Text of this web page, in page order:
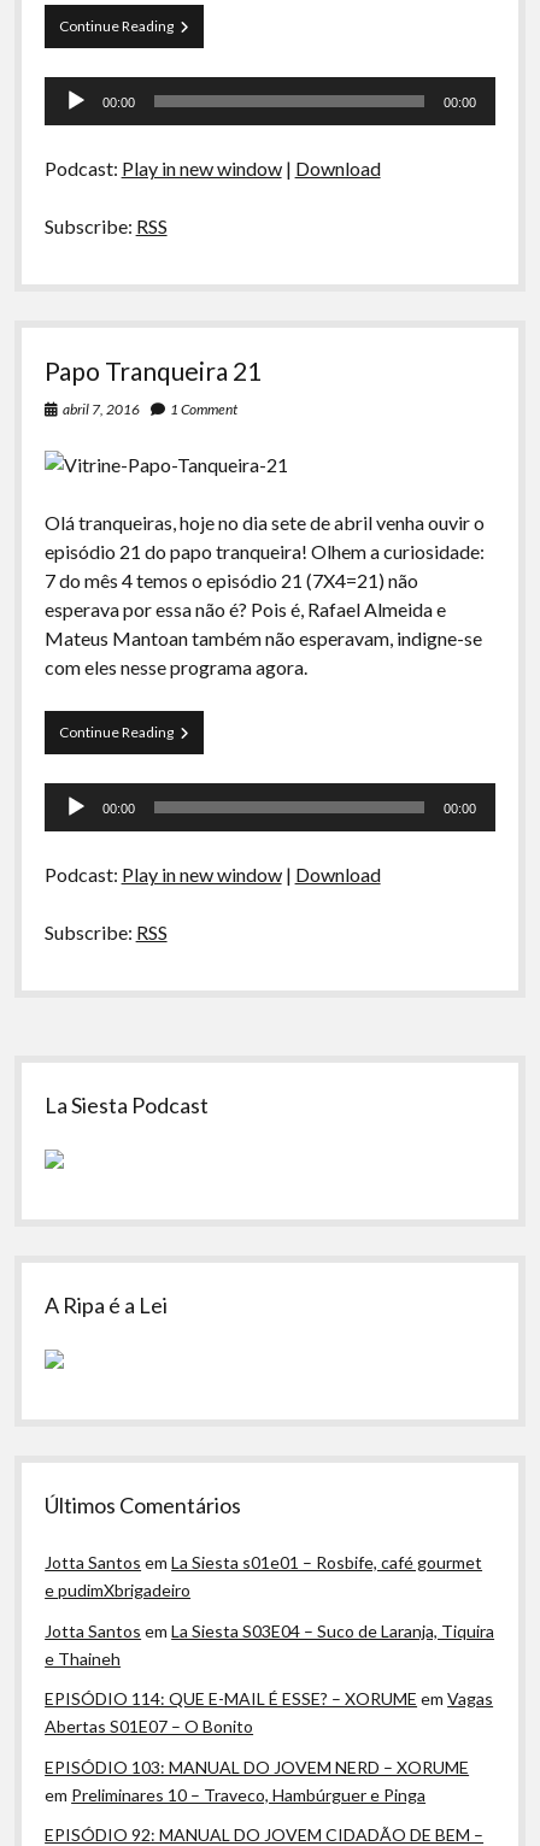
Continue ReadingCurva
de
–
Melhores
Tocador
00:00 00:00
Podcast: Play in new window| Download
Subscribe: RSS
Papo Tranqueira 21
abril 7, 2016 1 Comment
Olá tranqueiras, hoje no dia sete de abril venha ouvir o
episódio 21 do papo tranqueira! Olhem a curiosidade:
7 do mês 4 temos o episódio 21 (7X4=21) não
esperava por essa não é? Pois é, Rafael Almeida e
Mateus Mantoan também não esperavam, indigne-se
com eles nesse programa agora.
Continue ReadingPapo
Tranqueira
Tocador
00:00 00:00
Podcast: Play in new window| Download
Subscribe: RSS
Sidebar
La Siesta Podcast
A Ripa é a Lei
Últimos Comentários
Jotta Santos emLa Siesta s01e01 – Rosbife, café gourmet
e pudimXbrigadeiro
Jotta Santos emLa Siesta S03E04 – Suco de Laranja, Tiquira
e Thaineh
EPISÓDIO 114: QUE E-MAIL É ESSE? – XORUME emVagas
Abertas S01E07 – O Bonito
EPISÓDIO 103: MANUAL DO JOVEM NERD – XORUME
em Preliminares 10 – Traveco, Hambúrguer e Pinga
EPISÓDIO 92: MANUAL DO JOVEM CIDADÃO DE BEM –